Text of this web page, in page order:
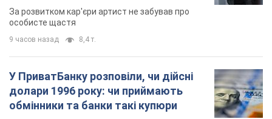
мають
За розвитком кар'єри артист не забував про
особисте щастя
9 часов назад 8,4 т.
У ПриватБанку розповіли, чи дійсні
долари 1996 року: чи приймають
обмінники та банки такі купюри